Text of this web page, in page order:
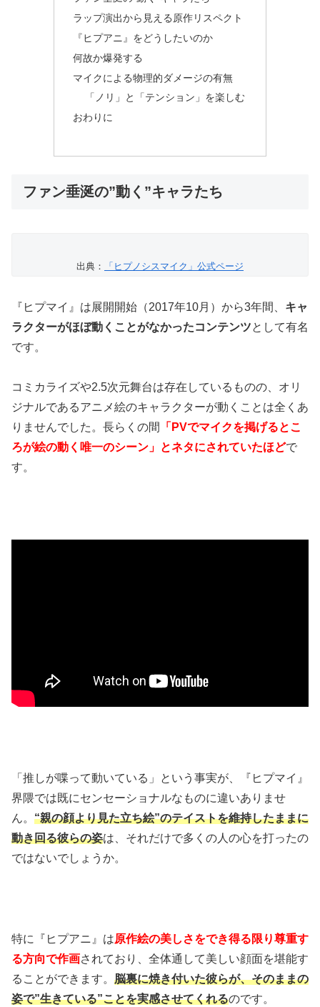
ラップ演出から見える原作リスペクト
『ヒプアニ』をどうしたいのか
何故か爆発する
マイクによる物理的ダメージの有無
「ノリ」と「テンション」を楽しむ
おわりに
ファン垂涎の”動く”キャラたち
出典： 「ヒプノシスマイク」公式ページ
『ヒプマイ』は展開開始（2017年10月）から3年間、 キャ
ラクターがほぼ動くことがなかったコンテンツとして有名
です。
コミカライズや2.5次元舞台は存在しているものの、オリ
ジナルであるアニメ絵のキャラクターが動くことは全くあ
りませんでした。長らくの間
「PVでマイクを掲げるとこ
ろが絵の動く唯一のシーン」とネタにされていたほどで
す。
「推しが喋って動いている」という事実が、『ヒプマイ』
界隈では既にセンセーショナルなものに違いありませ
ん。 “親の顔より見た立ち絵”のテイストを維持したままに
動き回る彼らの姿は、それだけで多くの人の心を打ったの
ではないでしょうか。
特に『ヒプアニ』は原作絵の美しさをでき得る限り尊重す
る方向で作画されており、全体通して美しい顔面を堪能す
ることができます。 脳裏に焼き付いた彼らが、そのままの
姿で”生きている”ことを実感させてくれるのです。